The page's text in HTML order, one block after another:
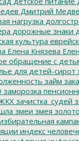
Дмитрий
нагрузка
дорожные знаки
культура
Елена Князева
обращение с
для детей-сирот
займ
заморозка
зачистка_судей
змеи змея
индекс